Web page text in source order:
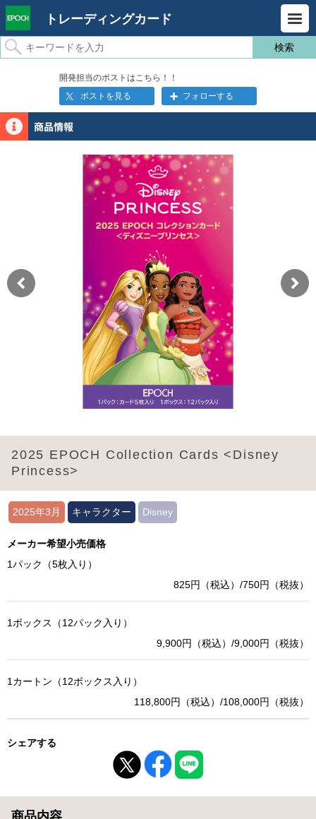
トレーディングカード
開発担当のポストはこちら！！
ポストを見る
フォローする
2025 EPOCH Collection Cards <Disney
Princess>
2025年3月 キャラクター Disney
メーカー希望小売価格
1パック（5枚入り）
825円（税込）/750円（税抜）
1ボックス（12パック入り）
9,900円（税込）/9,000円（税抜）
1カートン（12ボックス入り）
118,800円（税込）/108,000円（税抜）
シェアする
商品内容